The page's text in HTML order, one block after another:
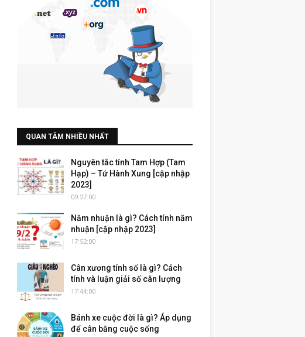
QUAN TÂM NHIỀU NHẤT
Nguyên tắc tính Tam Hợp (Tam
Hạp) – Tứ Hành Xung [cập nhập
2023]
09:27:00
Năm nhuận là gì? Cách tính năm
nhuận [cập nhập 2023]
17:52:00
Cân xương tính số là gì? Cách
tính và luận giải số cân lượng
17:44:00
Bánh xe cuộc đời là gì? Áp dụng
để cân bằng cuộc sống